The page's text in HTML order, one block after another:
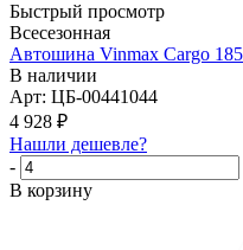
Быстрый просмотр
Всесезонная
Автошина Vinmax Cargo
В наличии
Арт: ЦБ-00441044
4 928 ₽
Нашли дешевле?
-
В корзину